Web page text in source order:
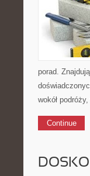
porad.
wokół
Continue